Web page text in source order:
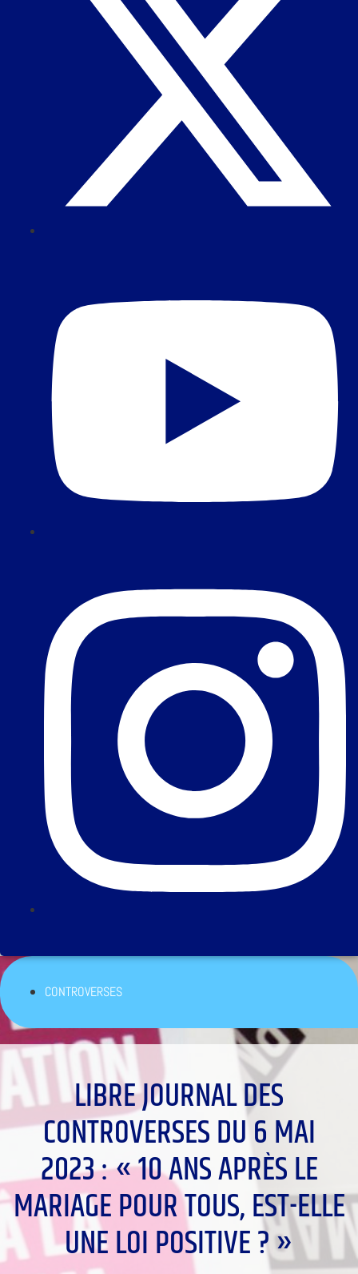
CONTROVERSES
LIBRE JOURNAL DES
CONTROVERSES DU 6 MAI
2023 : « 10 ANS APRÈS LE
MARIAGE POUR TOUS, EST-ELLE
UNE LOI POSITIVE ? »